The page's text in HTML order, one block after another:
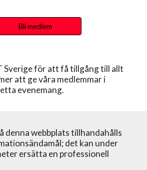
Bli medlem
Sverige för att få tillgång till allt
att ge våra medlemmar i
evenemang.
denna webbplats tillhandahålls
det kan under
ersätta en professionell